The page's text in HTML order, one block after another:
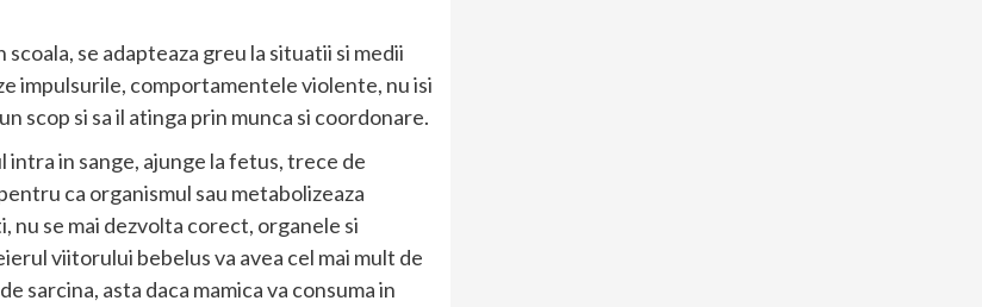
se adapteaza greu la situatii si medii
impulsurile, comportamentele violente, nu isi
scop si sa il atinga prin munca si coordonare.
intra in sange, ajunge la fetus, trece de
ca organismul sau metabolizeaza
se mai dezvolta corect, organele si
viitorului bebelus va avea cel mai mult de
sarcina, asta daca mamica va consuma in